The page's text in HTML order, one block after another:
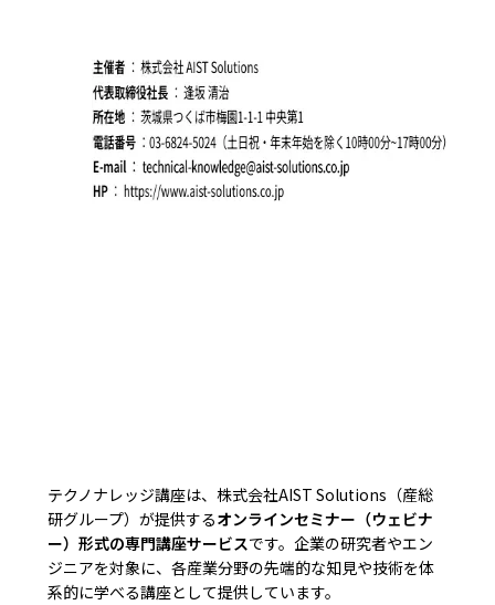
テクノナレッジ講座は、株式会社AIST Solutions（産総
研グループ）が提供するオンラインセミナー（ウェビナ
ー）形式の専門講座サービスです。企業の研究者やエン
ジニアを対象に、各産業分野の先端的な知見や技術を体
系的に学べる講座として提供しています。